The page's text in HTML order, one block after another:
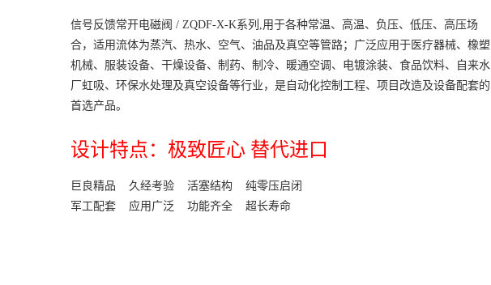
信号反馈常开电磁阀 / ZQDF-X-K系列,用于各种常温、高温、负压、低压、高压场
合，适用流体为蒸汽、热水、空气、油品及真空等管路；广泛应用于医疗器械、橡塑
机械、服装设备、干燥设备、制药、制冷、暖通空调、电镀涂装、食品饮料、自来水
厂虹吸、环保水处理及真空设备等行业，是自动化控制工程、项目改造及设备配套的
首选产品。
设计特点：极致匠心 替代进口
巨良精品 久经考验 活塞结构 纯零压启闭
军工配套 应用广泛 功能齐全 超长寿命